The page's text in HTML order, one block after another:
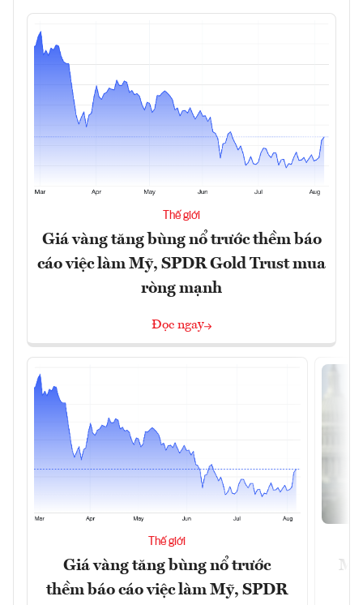
Thế giới
Giá vàng tăng bùng nổ trước thềm báo
cáo việc làm Mỹ, SPDR Gold Trust mua
ròng mạnh
Đọc ngay
Thế giới
Giá vàng tăng bùng nổ trước
thềm báo cáo việc làm Mỹ, SPDR